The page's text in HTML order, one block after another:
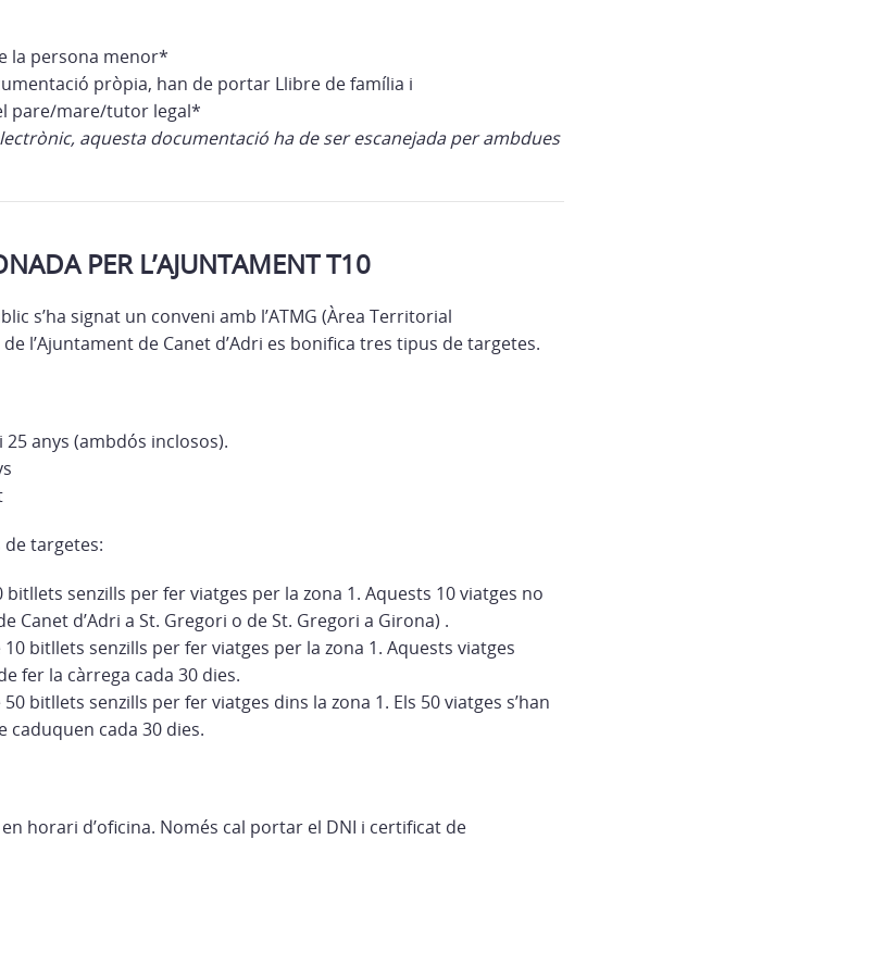
la persona menor*
pròpia, han de portar Llibre de família i
pare/mare/tutor legal*
aquesta documentació ha de ser escanejada per ambdues
PER L’AJUNTAMENT T10
s’ha signat un conveni amb l’ATMG (Àrea Territorial
l’Ajuntament de Canet d’Adri es bonifica tres tipus de targetes.
anys (ambdós inclosos).
de targetes:
bitllets senzills per fer viatges per la zona 1. Aquests 10 viatges no
Canet d’Adri a St. Gregori o de St. Gregori a Girona) .
10 bitllets senzills per fer viatges per la zona 1. Aquests viatges
fer la càrrega cada 30 dies.
bitllets senzills per fer viatges dins la zona 1. Els 50 viatges s’han
caduquen cada 30 dies.
en horari d’oficina. Només cal portar el DNI i certificat de